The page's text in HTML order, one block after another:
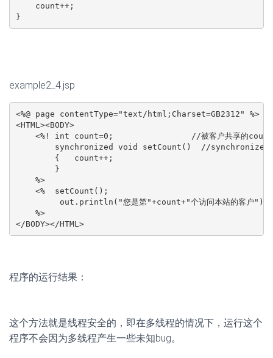
    count++;
}
example2_4.jsp
<%@ page contentType="text/html;Charset=GB2312" %>
<HTML><BODY>
    <%! int count=0;                //被客户共享的count
synchronized void setCount()  //synchronized修
        {   count++;
        }
    %>
    <%  setCount();
         out.println("您是第"+count+"个访问本站的客户");
    %>
</BODY></HTML>
程序的运行结果：
这个方法就是线程安全的，即在多线程的情况下，运行这个
程序不会因为多线程产生一些未知bug。